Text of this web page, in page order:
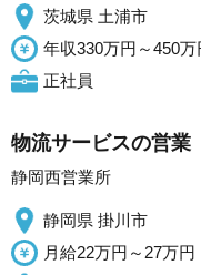
茨城県 土浦市
年収330万円～450万
正社員
物流サービスの営業
静岡西営業所
静岡県 掛川市
月給22万円～27万円